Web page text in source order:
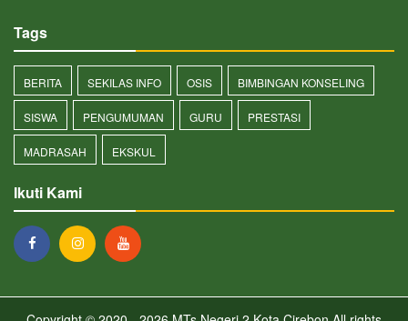
Tags
BERITA SEKILAS INFO OSIS BIMBINGAN KONSELING
SISWA PENGUMUMAN GURU PRESTASI
MADRASAH EKSKUL
Ikuti Kami